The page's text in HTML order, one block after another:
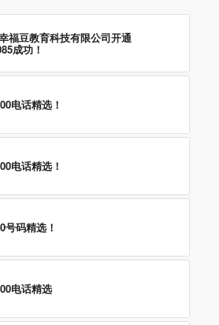
福豆教育科技有限公司开通
成功！
电话精选！
电话精选！
号码精选！
电话精选